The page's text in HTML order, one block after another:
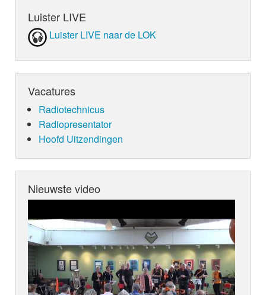
Luister LIVE
Luister LIVE naar de LOK
Vacatures
Radiotechnicus
Radiopresentator
Hoofd Uitzendingen
Nieuwste video